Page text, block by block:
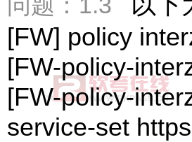
[FW] policy
[FW-policy-
[FW-policy-
service-set